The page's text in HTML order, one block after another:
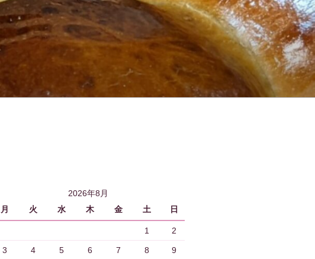
2026年8月
月
火 水 木 金 土 日
1 2
3 4 5 6 7 8 9